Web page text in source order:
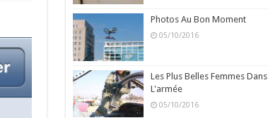
Photos Au Bon Moment
05/10/2016
Les Plus Belles Femmes Dans
L'armée
05/10/2016